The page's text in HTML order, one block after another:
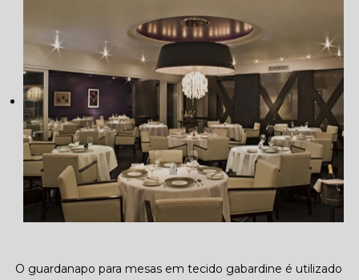
O guardanapo para mesas em tecido gabardine é utilizado